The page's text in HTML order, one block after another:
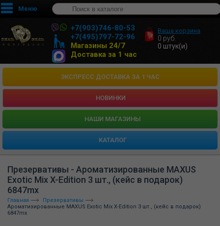
Меню
+7(903)746-80-53
+7(495)797-72-96
Магазины 24/7
Доставка за 1 час
Ваша корзина
0 руб.
0 штук(и)
ЭКСПРЕСС ДОСТАВКА ЗА 1 ЧАС
НОВИНКИ
HАШИ МАГАЗИНЫ
КАТАЛОГ
Презервативы - Ароматизированные MAXUS
Exotic Mix X-Edition 3 шт., (кейс в подарок)
6847mx
Главная
Презервативы
Ароматизированные MAXUS Exotic Mix X-Edition 3 шт., (кейс в подарок)
6847mx